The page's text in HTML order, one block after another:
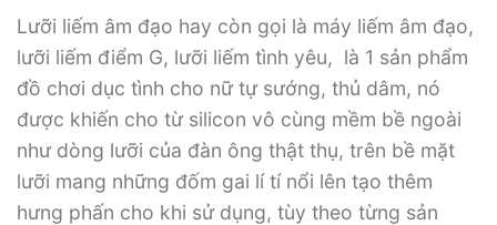
Lưỡi liếm âm đạo hay còn gọi là máy liếm âm đạo,
lưỡi liếm điểm G, lưỡi liếm tình yêu, là 1 sản phẩm
đồ chơi dục tình cho nữ tự sướng, thủ dâm, nó
được khiến cho từ silicon vô cùng mềm bề ngoài
như dòng lưỡi của đàn ông thật thụ, trên bề mặt
lưỡi mang những đốm gai lí tí nổi lên tạo thêm
hưng phấn cho khi sử dụng, tùy theo từng sản